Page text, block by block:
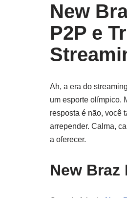
New
P2P e
Ah, a era do
um esporte olímpico.
resposta é não, você
arrepender. Calma,
a oferecer.
New Braz